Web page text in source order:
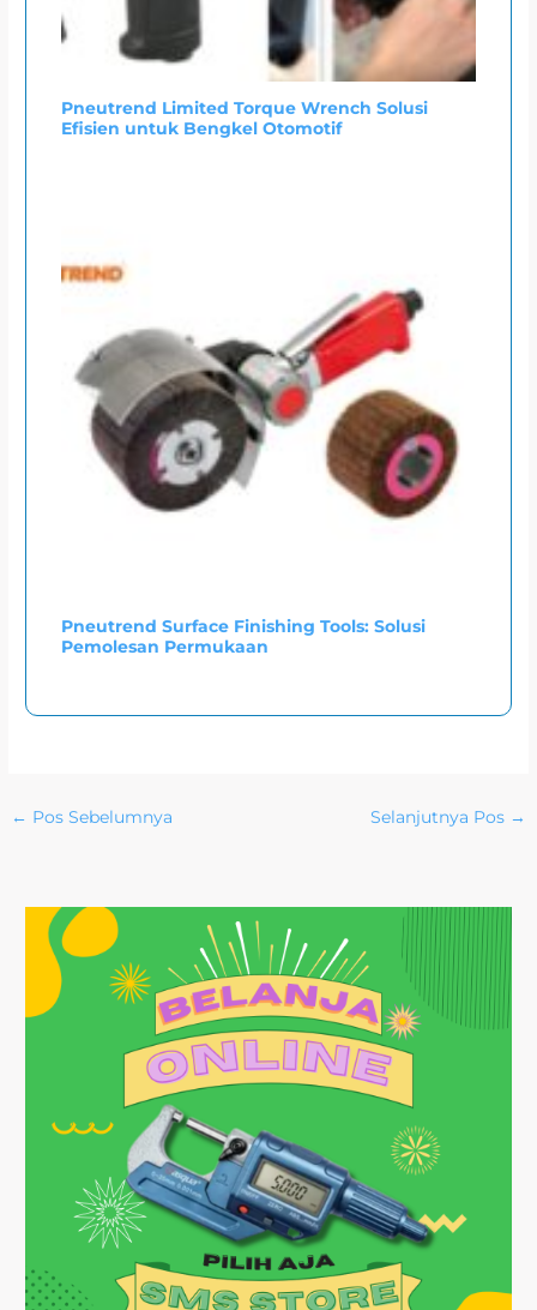
Pneutrend Limited Torque Wrench Solusi
Efisien untuk Bengkel Otomotif
Pneutrend Surface Finishing Tools: Solusi
Pemolesan Permukaan
← Pos Sebelumnya Selanjutnya Pos →